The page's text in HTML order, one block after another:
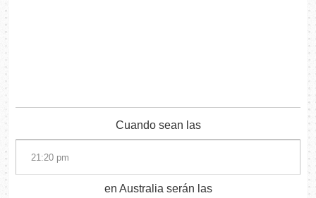
Cuando sean las
en Australia serán las